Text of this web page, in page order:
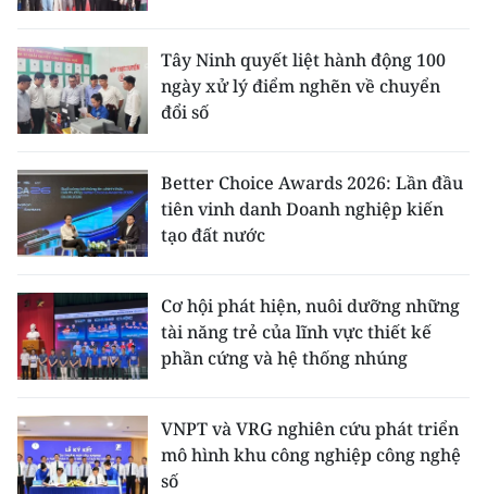
Tây Ninh quyết liệt hành động 100
ngày xử lý điểm nghẽn về chuyển
đổi số
Better Choice Awards 2026: Lần đầu
tiên vinh danh Doanh nghiệp kiến
tạo đất nước
Cơ hội phát hiện, nuôi dưỡng những
tài năng trẻ của lĩnh vực thiết kế
phần cứng và hệ thống nhúng
VNPT và VRG nghiên cứu phát triển
mô hình khu công nghiệp công nghệ
số